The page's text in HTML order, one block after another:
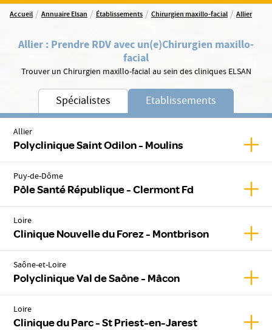
Accueil / Annuaire Elsan / Établissements / Chirurgien maxillo-facial / Allier
Allier : Prendre RDV avec un(e)Chirurgien maxillo-
facial
Trouver un Chirurgien maxillo-facial au sein des cliniques ELSAN
Spécialistes Etablissements
Allier
Polyclinique Saint Odilon - Moulins
Puy-de-Dôme
Pôle Santé République - Clermont Fd
Loire
Clinique Nouvelle du Forez - Montbrison
Saône-et-Loire
Polyclinique Val de Saône - Mâcon
Loire
Clinique du Parc - St Priest-en-Jarest